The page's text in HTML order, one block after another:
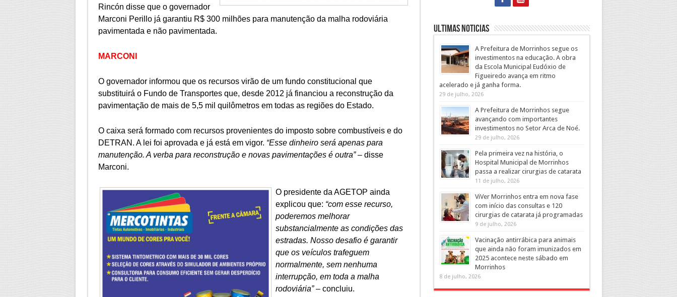
Rincón disse que o governador
Marconi Perillo já garantiu R$ 300 milhões para manutenção da malha rodoviária
pavimentada e não pavimentada.
MARCONI
O governador informou que os recursos virão de um fundo constitucional que
substituirá o Fundo de Transportes que, desde 2012 já financiou a reconstrução da
pavimentação de mais de 5,5 mil quilômetros em todas as regiões do Estado.
O caixa será formado com recursos provenientes do imposto sobre combustíveis e do
DETRAN. A lei foi aprovada e já está em vigor. “Esse dinheiro será apenas para
manutenção. A verba para reconstrução e novas pavimentações é outra”– disse
Marconi.
O presidente da AGETOP ainda
explicou que: “com esse recurso,
poderemos melhorar
substancialmente as condições das
estradas. Nosso desafio é garantir
que os veículos trafeguem
normalmente, sem nenhuma
interrupção, em toda a malha
rodoviária”– concluiu.
Ultimas Noticias
A Prefeitura de Morrinhos segue os
investimentos na educação. A obra
da Escola Municipal Eudóxio de
Figueiredo avança em ritmo
acelerado e já ganha forma.
29 de julho, 2026
A Prefeitura de Morrinhos segue
avançando com importantes
investimentos no Setor Arca de Noé.
29 de julho, 2026
Pela primeira vez na história, o
Hospital Municipal de Morrinhos
passa a realizar cirurgias de catarata
11 de julho, 2026
ViVer Morrinhos entra em nova fase
com início das consultas e 120
cirurgias de catarata já programadas
9 de julho, 2026
Vacinação antirrábica para animais
que ainda não foram imunizados em
2025 acontece neste sábado em
Morrinhos
8 de julho, 2026